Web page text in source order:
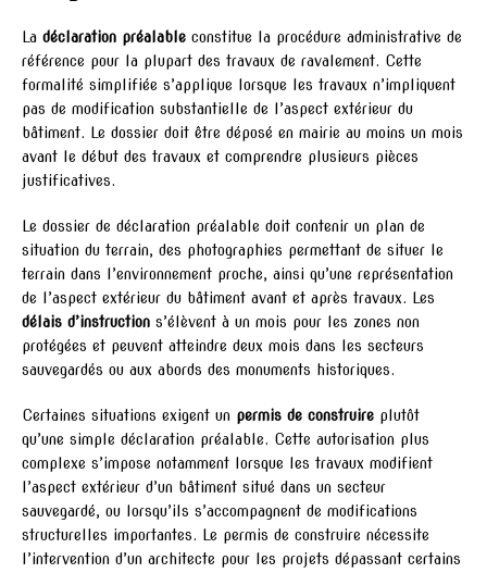
La déclaration préalable constitue la procédure administrative de
référence pour la plupart des travaux de ravalement. Cette
formalité simplifiée s’applique lorsque les travaux n’impliquent
pas de modification substantielle de l’aspect extérieur du
bâtiment. Le dossier doit être déposé en mairie au moins un mois
avant le début des travaux et comprendre plusieurs pièces
justificatives.
Le dossier de déclaration préalable doit contenir un plan de
situation du terrain, des photographies permettant de situer le
terrain dans l’environnement proche, ainsi qu’une représentation
de l’aspect extérieur du bâtiment avant et après travaux. Les
délais d’instruction s’élèvent à un mois pour les zones non
protégées et peuvent atteindre deux mois dans les secteurs
sauvegardés ou aux abords des monuments historiques.
Certaines situations exigent un permis de construire plutôt
qu’une simple déclaration préalable. Cette autorisation plus
complexe s’impose notamment lorsque les travaux modifient
l’aspect extérieur d’un bâtiment situé dans un secteur
sauvegardé, ou lorsqu’ils s’accompagnent de modifications
structurelles importantes. Le permis de construire nécessite
l’intervention d’un architecte pour les projets dépassant certains